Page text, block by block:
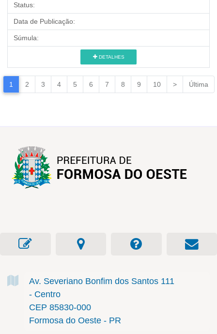
Status:
Data de Publicação:
Súmula:
DETALHES
1 2 3 4 5 6 7 8 9 10 > Última
Av. Severiano Bonfim dos Santos 111
- Centro
CEP 85830-000
Formosa do Oeste - PR